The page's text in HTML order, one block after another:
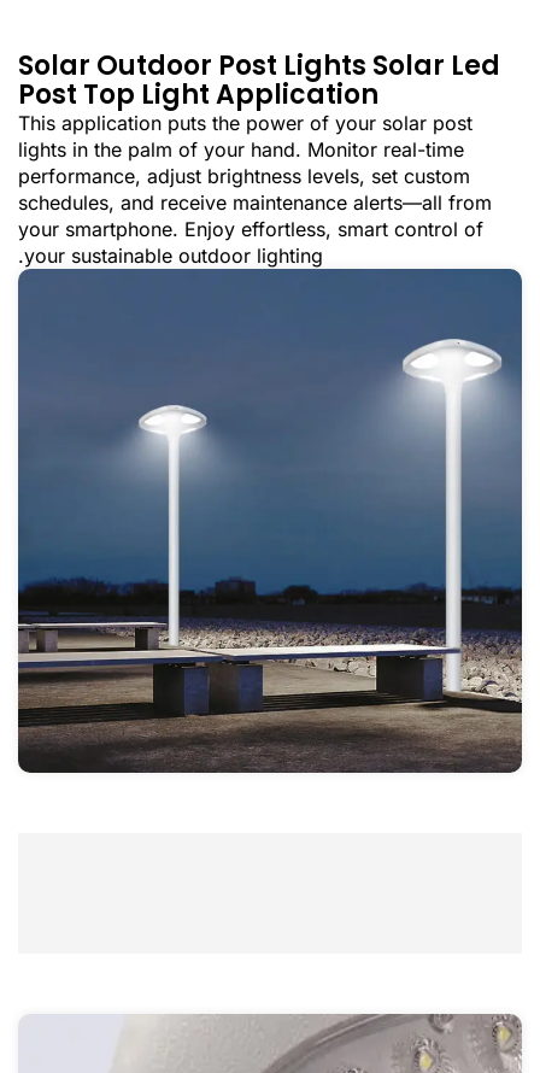
Solar Outdoor Post Lights ​Solar Led
Post Top Light Application
This application puts the power of your solar post
lights in the palm of your hand. Monitor real-time
performance, adjust brightness levels, set custom
schedules, and receive maintenance alerts—all from
your smartphone. Enjoy effortless, smart control of
your sustainable outdoor lighting.